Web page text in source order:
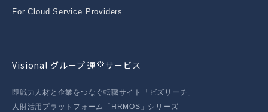
For Cloud Service Providers
Visional グループ 運営サービス
即戦力人材と企業をつなぐ転職サイト「ビズリーチ」
人財活用プラットフォーム「HRMOS」シリーズ